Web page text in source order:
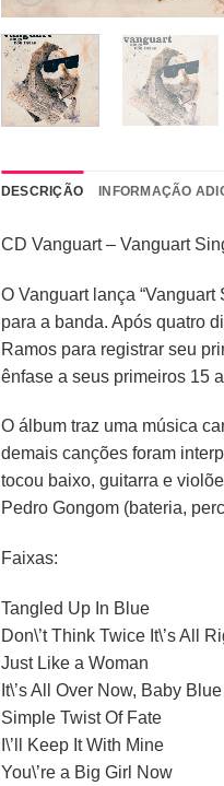
DESCRIÇÃO INFORMAÇÃO
CD Vanguart – Vanguart
O Vanguart lança
para a banda. Após quatro
Ramos para registrar seu
ênfase a seus primeiros 15
O álbum traz uma música
demais canções foram
tocou baixo, guitarra e
Pedro Gongom (bateria,
Faixas:
Tangled Up In Blue
Don\’t Think Twice It\’s All
Just Like a Woman
It\’s All Over Now, Baby Blue
Simple Twist Of Fate
I\’ll Keep It With Mine
You\’re a Big Girl Now